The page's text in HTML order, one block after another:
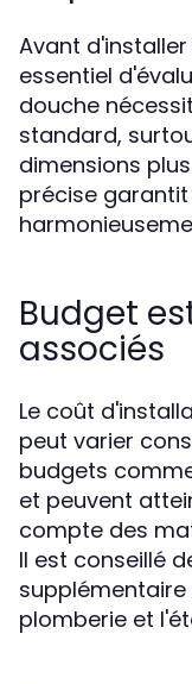
Avant
essentiel
douche
standard,
dimensions
précise
Budget
associés
Le coût
peut varier
budgets
et peuvent
compte des
Il est conseillé
plomberie et